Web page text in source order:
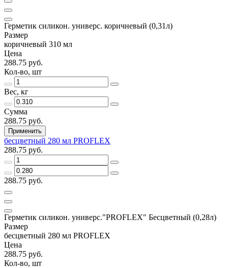
Герметик силикон. универс. коричневый (0,31л)
Размер
коричневый 310 мл
Цена
288.75 руб.
Кол-во, шт
Вес, кг
Сумма
288.75 руб.
Применить
бесцветный 280 мл PROFLEX
288.75 руб.
288.75 руб.
Герметик силикон. универс."PROFLEX" Бесцветный (0,28л)
Размер
бесцветный 280 мл PROFLEX
Цена
288.75 руб.
Кол-во, шт